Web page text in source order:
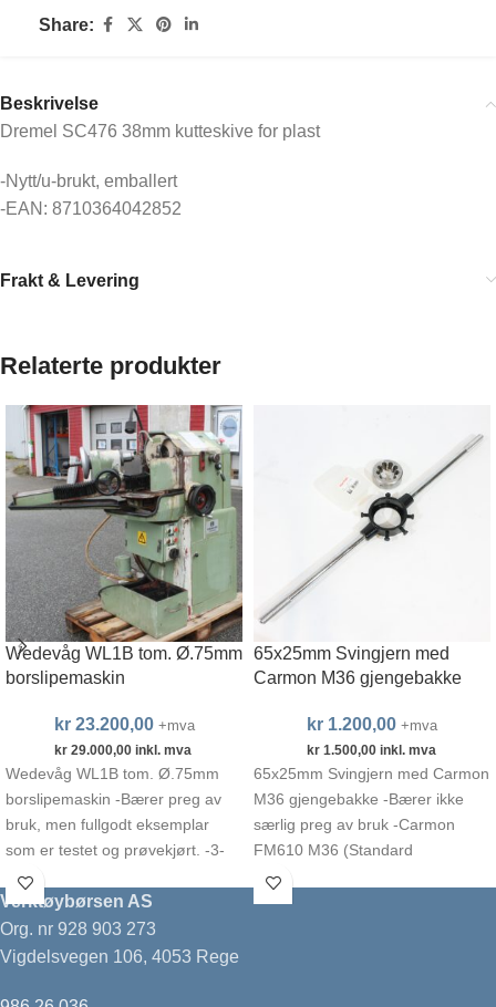
Share:
Beskrivelse
Dremel SC476 38mm kutteskive for plast
-Nytt/u-brukt, emballert
-EAN: 8710364042852
Frakt & Levering
Relaterte produkter
Wedevåg WL1B tom. Ø.75mm
borslipemaskin
kr23.200,00 +mva
kr29.000,00inkl. mva
Wedevåg WL1B tom. Ø.75mm
borslipemaskin -Bærer preg av
bruk, men fullgodt eksemplar
som er testet og prøvekjørt. -3-
fase 380vac -Produksjonsår:
65x25mm Svingjern med
Carmon M36 gjengebakke
kr 1.200,00 +mva
kr 1.500,00 inkl. mva
65x25mm Svingjern med Carmon
M36 gjengebakke -Bærer ikke
særlig preg av bruk -Carmon
FM610 M36 (Standard
grovgjenger: 4,0mm stigning)
-65x25mm
Verktøybørsen AS
Org. nr 928 903 273
Vigdelsvegen 106, 4053 Rege